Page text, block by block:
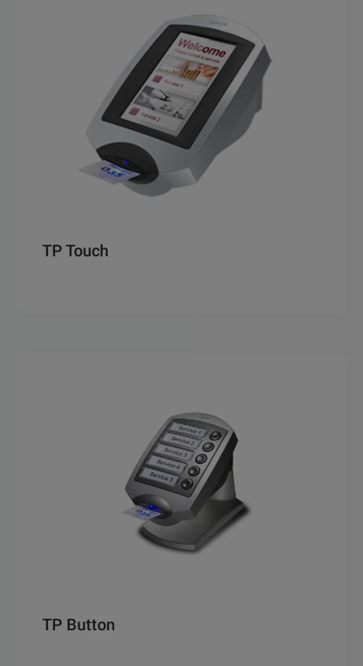
TP Touch
TP Button